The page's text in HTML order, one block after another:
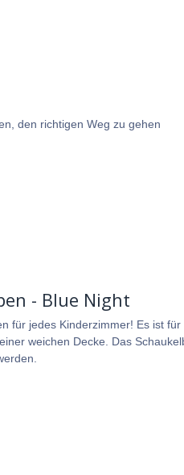
den richtigen Weg zu gehen
- Blue Night
für jedes Kinderzimmer! Es ist
weichen Decke. Das